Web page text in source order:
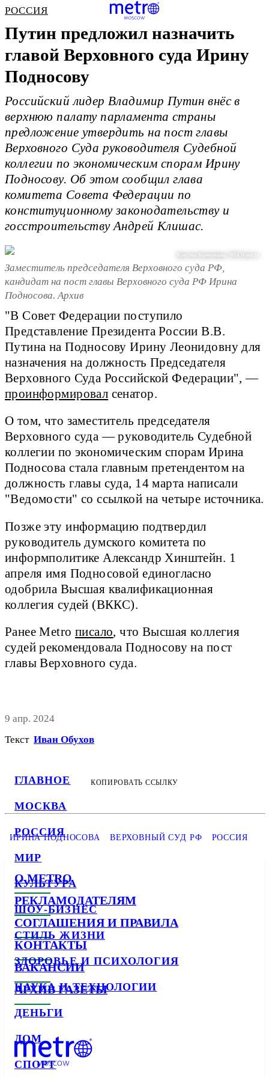
ГЛАВНОЕ
МОСКВА
РОССИЯ
МИР
КУЛЬТУРА
ШОУ-БИЗНЕС
СТИЛЬ ЖИЗНИ
ЗДОРОВЬЕ И ПСИХОЛОГИЯ
НАУКА И ТЕХНОЛОГИИ
ДЕНЬГИ
ДОМ
СПОРТ
РОССИЯ
Путин предложил назначить
главой Верховного суда Ирину
Подносову
Российский лидер Владимир Путин внёс в
верхнюю палату парламента страны
предложение утвердить на пост главы
Верховного Суда руководителя Судебной
коллегии по экономическим спорам Ирину
Подносову. Об этом сообщил глава
комитета Совета Федерации по
конституционному законодательству и
госстроительству Андрей Клишас.
Кристина Кормилицына / РИА Новости
Заместитель председателя Верховного суда РФ,
кандидат на пост главы Верховного суда РФ Ирина
Подносова. Архив
"В Совет Федерации поступило
Представление Президента России В.В.
Путина на Подносову Ирину Леонидовну для
назначения на должность Председателя
Верховного Суда Российской Федерации", —
проинформировал сенатор.
О том, что заместитель председателя
Верховного суда — руководитель Судебной
коллегии по экономическим спорам Ирина
Подносова стала главным претендентом на
должность главы суда, 14 марта написали
"Ведомости" со ссылкой на четыре источника.
Позже эту информацию подтвердил
руководитель думского комитета по
информполитике Александр Хинштейн. 1
апреля имя Подносовой единогласно
одобрила Высшая квалификационная
коллегия судей (ВККС).
Ранее Metro писало, что Высшая коллегия
судей рекомендовала Подносову на пост
главы Верховного суда.
9 апр. 2024
Текст Иван Обухов
КОПИРОВАТЬ ССЫЛКУ
ИРИНА ПОДНОСОВА ВЕРХОВНЫЙ СУД РФ РОССИЯ
О METRO
РЕКЛАМОДАТЕЛЯМ
СОГЛАШЕНИЯ И ПРАВИЛА
КОНТАКТЫ
ВАКАНСИИ
АРХИВ ГАЗЕТЫ